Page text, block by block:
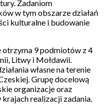
Zadaniom
w tym obszarze działań
kulturalne i budowanie
otrzyma 9 podmiotów z 4
Litwy i Mołdawii.
własne na terenie
Grupę docelową
organizacje oraz
krajach realizacji zadania.